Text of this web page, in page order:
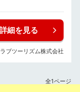
詳細を見る
ブツーリズム株式会社
全1ページ